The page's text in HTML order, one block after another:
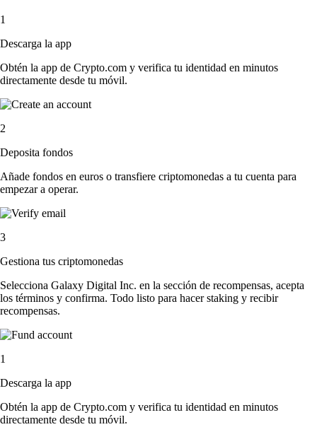
1
Descarga la app
Obtén la app de Crypto.com y verifica tu identidad en minutos
directamente desde tu móvil.
2
Deposita fondos
Añade fondos en euros o transfiere criptomonedas a tu cuenta para
empezar a operar.
3
Gestiona tus criptomonedas
Selecciona Galaxy Digital Inc. en la sección de recompensas, acepta
los términos y confirma. Todo listo para hacer staking y recibir
recompensas.
1
Descarga la app
Obtén la app de Crypto.com y verifica tu identidad en minutos
directamente desde tu móvil.